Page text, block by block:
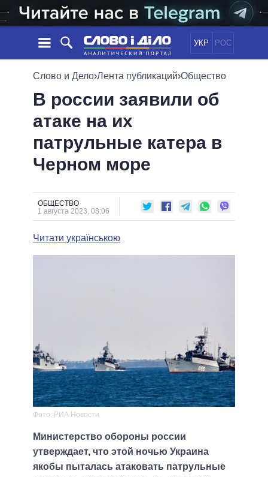
УКР РОС
НОВОСТИ
ЛЕНТА
СОБЫТИЯ
СТАТЬИ
МНЕНИЯ
ОБЗОРЫ
ДАЙДЖЕСТЫ
ПОЛИТИКА
ОБЩЕСТВО
ОБЕЩАНИЯ
ПОЛИТИКИ
ВСЕ ПОЛИТИКИ
ПРЕЗИДЕНТ И ОФИС
ВЕРХОВНАЯ РАДА
КАБИНЕТ МИНИСТРОВ
МЭРЫ
ПОДДЕРЖАТЬ
СРАВНЕНИЕ ПОЛИТИКОВ
Слово и Дело›Лента публикаций›Общество
В россии заявили об
атаке на их
патрульные катера в
Черном море
ОБЩЕСТВО
1 августа 2023, 08:06
Читати українською
Фото: РИА Новости
Министерство обороны россии
утверждает, что этой ночью Украина
якобы пыталась атаковать патрульные